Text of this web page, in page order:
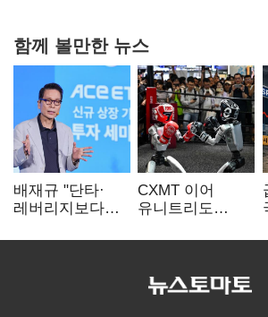
함께 볼만한 뉴스
배재규 "단타·
레버리지보다
장기투자…
CXMT 이어
유니트리도
영향 '촉각'